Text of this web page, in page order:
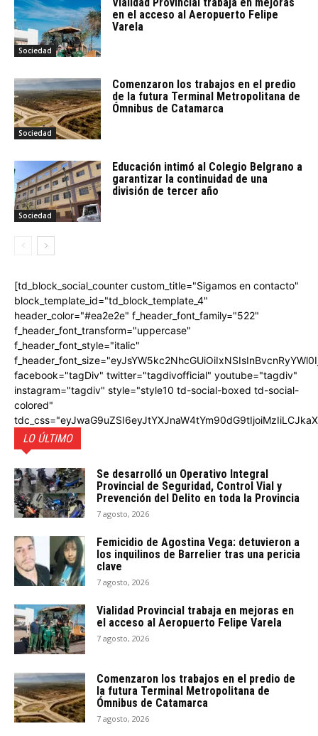
Sociedad
en el acceso al Aeropuerto Felipe
Varela
Sociedad
Comenzaron los trabajos en el predio
de la futura Terminal Metropolitana de
Ómnibus de Catamarca
Sociedad
Educación intimó al Colegio Belgrano a
garantizar la continuidad de una
división de tercer año
[td_block_social_counter custom_title="Sigamos en contacto"
block_template_id="td_block_template_4"
header_color="#ea2e2e" f_header_font_family="522"
f_header_font_transform="uppercase"
f_header_font_style="italic"
facebook="tagDiv" twitter="tagdivofficial" youtube="tagdiv"
instagram="tagdiv" style="style10 td-social-boxed td-social-
colored"
LO ÚLTIMO
Se desarrolló un Operativo Integral
Provincial de Seguridad, Control Vial y
Prevención del Delito en toda la Provincia
7 agosto, 2026
Femicidio de Agostina Vega: detuvieron a
los inquilinos de Barrelier tras una pericia
clave
7 agosto, 2026
Vialidad Provincial trabaja en mejoras en
el acceso al Aeropuerto Felipe Varela
7 agosto, 2026
Comenzaron los trabajos en el predio de
la futura Terminal Metropolitana de
Ómnibus de Catamarca
7 agosto, 2026